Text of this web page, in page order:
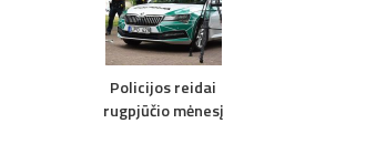
Policijos reidai
rugpjūčio mėnesį